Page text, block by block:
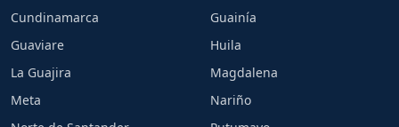
Cundinamarca
Guainía
Guaviare
Huila
La Guajira
Magdalena
Meta
Nariño